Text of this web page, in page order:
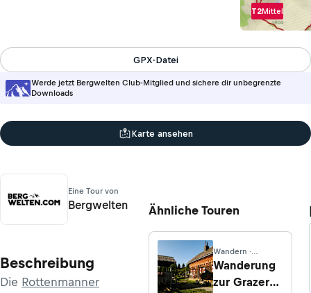
T2Mittel
Werde jetzt Bergwelten Club-Mitglied und sichere dir unbegrenzte
Downloads
GPX-Datei
Karte ansehen
Eine Tour von
Bergwelten
Beschreibung
Die Rottenmanner
Ähnliche Touren
Wandern ·
Salzburg
Wanderung
zur Grazer